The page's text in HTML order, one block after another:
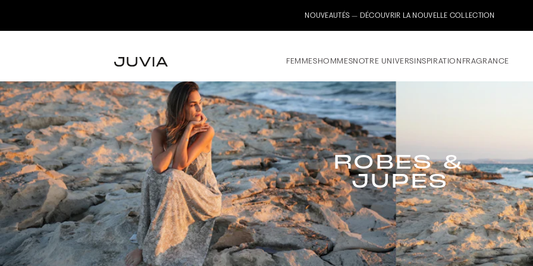
Inscrivez-vous maintenant à notre newsletter & recevez un bon de bienvenue de
FEMMESHOMMESNOTRE UNIVERSINSPIRATION FRAGRANCE
ROBES &
JUPES